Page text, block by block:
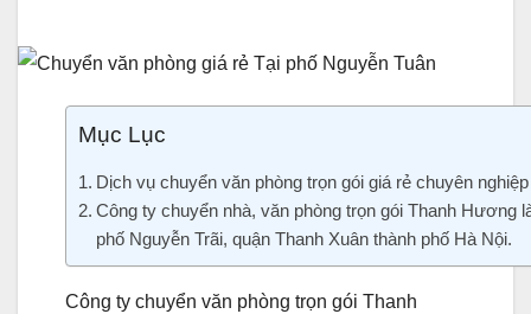
Mục Lục
Dịch vụ chuyển văn phòng trọn gói giá rẻ chuyên
Công ty chuyển nhà, văn phòng trọn gói Thanh Hương
phố Nguyễn Trãi, quận Thanh Xuân thành phố Hà Nội.
Công ty chuyển văn phòng trọn gói Thanh